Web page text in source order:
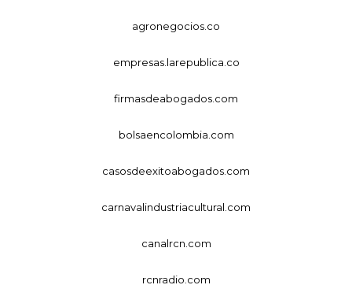
agronegocios.co
empresas.larepublica.co
firmasdeabogados.com
bolsaencolombia.com
casosdeexitoabogados.com
carnavalindustriacultural.com
canalrcn.com
rcnradio.com